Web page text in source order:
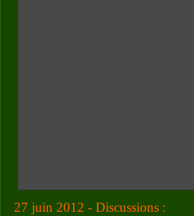
27 juin 2012 - Discussions :